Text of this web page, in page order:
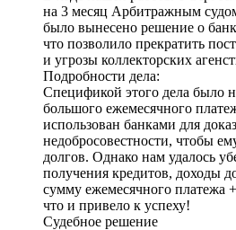
на 3 месяц Арбитражным
было вынесено решение о
что позволило прекратить
и угрозы коллекторских
Подробности дела:
Спецификой этого дела было
большого ежемесячного
использован банками для
недобросовестности, чтобы
долгов. Однако нам удалось
получения кредитов, доходы
сумму ежемесячного платежа
что и привело к успеху!
Судебное решение